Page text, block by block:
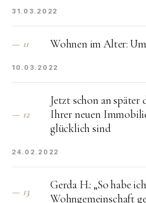
31.03.2022
— 11 Wohnen im Alter:
10.03.2022
— 12
Jetzt schon an
Ihrer neuen
glücklich sind
24.02.2022
— 13
Gerda H.: „So habe
Wohngemeinschaft